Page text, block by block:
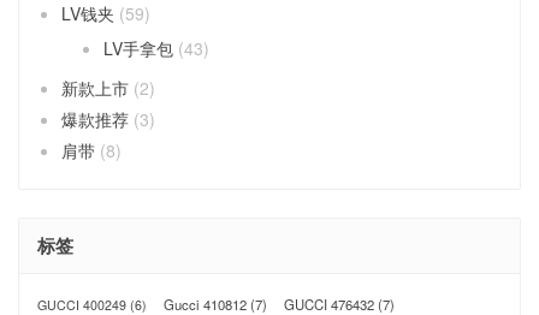
LV钱夹 (59)
LV手拿包 (43)
新款上市 (2)
爆款推荐 (3)
肩带 (8)
标签
GUCCI 400249 (6) Gucci 410812(7) GUCCI 476432(7)